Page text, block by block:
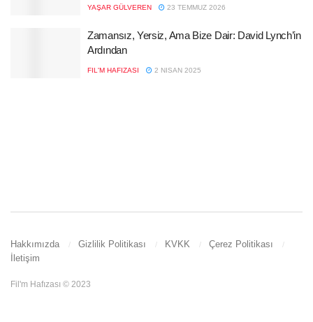
YAŞAR GÜLVEREN 23 TEMMUZ 2026
Zamansız, Yersiz, Ama Bize Dair: David Lynch’in
Ardından
FIL'M HAFIZASI 2 NISAN 2025
Hakkımızda Gizlilik Politikası KVKK
Çerez Politikası
İletişim
Fil'm Hafızası © 2023